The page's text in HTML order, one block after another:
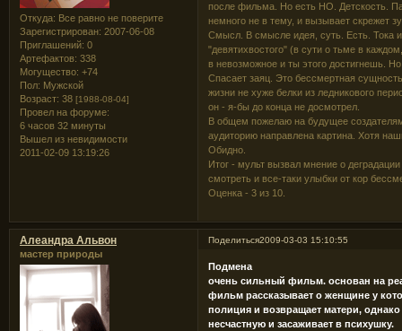
Откуда: Все равно не поверите
Зарегистрирован: 2007-06-08
Приглашений: 0
Артефактов: 338
Могущество: +74
Пол: Мужской
Возраст: 38 [1988-08-04]
Провел на форуме:
6 часов 32 минуты
Вышел из невидимости
2011-02-09 13:19:26
после фильма. Но есть НО. Детскость.
немного не в тему, и вызывает скрежет
Смысл. В смысле идея, суть. Есть. Тока
"девятихвостого" (в сути о тьме в
в невозможное и ты этого достигнешь.
Спасает заяц. Это бессмертная
жизни не хуже белки из ледникового
он - я-бы до конца не досмотрел.
В общем пожелаю на будущее
аудиторию направлена картина. Хотя
Обидно.
Итог - мульт вызвал мнение о
смотреть и все-таки улыбки от кор
Оценка - 3 из 10.
Поделиться2009-03-03 15:10:55
Алеандра Альвон
мастер природы
Подмена
очень сильный фильм. основан на
фильм рассказывает о женщине у
полиция и возвращает матери,
несчастную и засаживает в психушку.